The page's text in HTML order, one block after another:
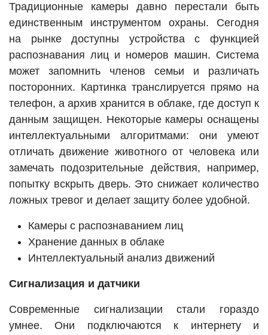
Традиционные камеры давно перестали быть
единственным инструментом охраны. Сегодня
на рынке доступны устройства с функцией
распознавания лиц и номеров машин. Система
может запомнить членов семьи и различать
посторонних. Картинка транслируется прямо на
телефон, а архив хранится в облаке, где доступ к
данным защищен. Некоторые камеры оснащены
интеллектуальными алгоритмами: они умеют
отличать движение животного от человека или
замечать подозрительные действия, например,
попытку вскрыть дверь. Это снижает количество
ложных тревог и делает защиту более удобной.
Камеры с распознаванием лиц
Хранение данных в облаке
Интеллектуальный анализ движений
Сигнализация и датчики
Современные сигнализации стали гораздо
умнее. Они подключаются к интернету и